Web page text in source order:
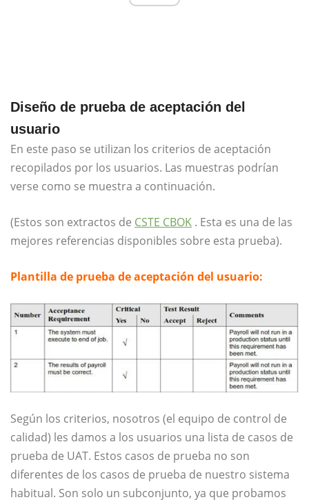
Diseño de prueba de aceptación del
usuario
En este paso se utilizan los criterios de aceptación
recopilados por los usuarios. Las muestras podrían
verse como se muestra a continuación.
(Estos son extractos de CSTE CBOK . Esta es una de las
mejores referencias disponibles sobre esta prueba).
Plantilla de prueba de aceptación del usuario:
Según los criterios, nosotros (el equipo de control de
calidad) les damos a los usuarios una lista de casos de
prueba de UAT. Estos casos de prueba no son
diferentes de los casos de prueba de nuestro sistema
habitual. Son solo un subconjunto, ya que probamos